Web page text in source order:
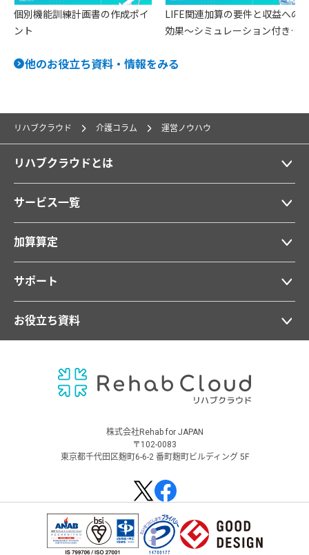
個別機能訓練計画書の作成ポイ
ント
LIFE関連加算の要件と収益への
効果〜シミュレーション付きで
他のお役立ち資料・情報をみる
リハブクラウド 介護コラム 運営ノウハウ
リハブクラウドとは
サービス一覧
加算算定
サポート
お役立ち資料
株式会社Rehab for JAPAN
〒102-0083
東京都千代田区麹町6-6-2 番町麹町ビルディング 5F